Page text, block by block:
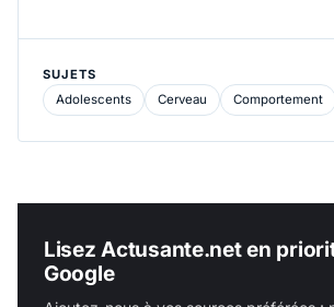
SUJETS
Adolescents
Cerveau Comportement
Lisez Actusante.net en
Google